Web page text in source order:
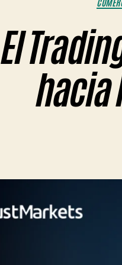
El
hacia